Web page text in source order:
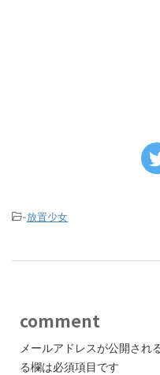
-放置少女
comment
メールアドレスが公開され
る欄は必須項目です